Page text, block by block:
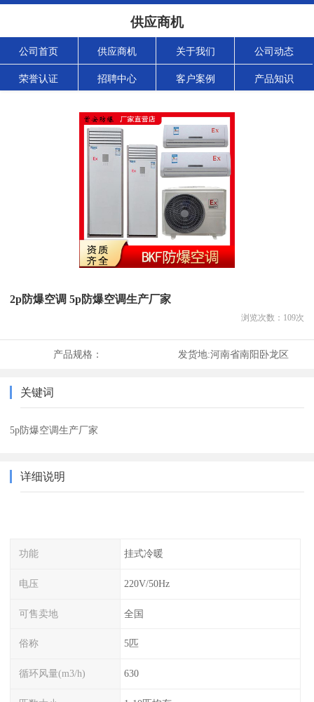
供应商机
公司首页 供应商机 关于我们 公司动态
荣誉认证 招聘中心 客户案例 产品知识
2p防爆空调 5p防爆空调生产厂家
浏览次数： 109次
产品规格： 发货地:河南省南阳卧龙区
关键词
5p防爆空调生产厂家
详细说明
功能 挂式冷暖
电压 220V/50Hz
可售卖地 全国
俗称 5匹
循环风量(m3/h) 630